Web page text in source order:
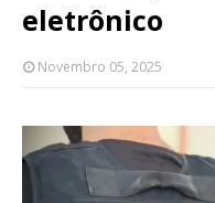
eletrônico
Novembro 05, 2025